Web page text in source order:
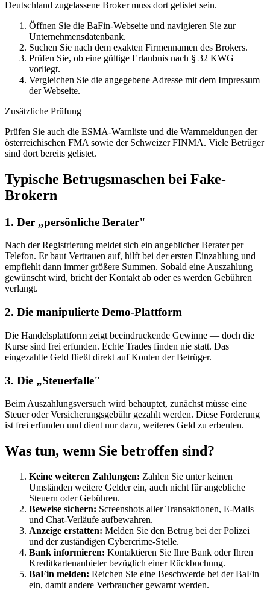
Deutschland zugelassene Broker muss dort gelistet sein.
Öffnen Sie die BaFin-Webseite und navigieren Sie zur
Unternehmensdatenbank.
Suchen Sie nach dem exakten Firmennamen des Brokers.
Prüfen Sie, ob eine gültige Erlaubnis nach § 32 KWG
vorliegt.
Vergleichen Sie die angegebene Adresse mit dem Impressum
der Webseite.
Zusätzliche Prüfung
Prüfen Sie auch die ESMA-Warnliste und die Warnmeldungen der
österreichischen FMA sowie der Schweizer FINMA. Viele Betrüger
sind dort bereits gelistet.
Typische Betrugsmaschen bei Fake-
Brokern
1. Der „persönliche Berater"
Nach der Registrierung meldet sich ein angeblicher Berater per
Telefon. Er baut Vertrauen auf, hilft bei der ersten Einzahlung und
empfiehlt dann immer größere Summen. Sobald eine Auszahlung
gewünscht wird, bricht der Kontakt ab oder es werden Gebühren
verlangt.
2. Die manipulierte Demo-Plattform
Die Handelsplattform zeigt beeindruckende Gewinne — doch die
Kurse sind frei erfunden. Echte Trades finden nie statt. Das
eingezahlte Geld fließt direkt auf Konten der Betrüger.
3. Die „Steuerfalle"
Beim Auszahlungsversuch wird behauptet, zunächst müsse eine
Steuer oder Versicherungsgebühr gezahlt werden. Diese Forderung
ist frei erfunden und dient nur dazu, weiteres Geld zu erbeuten.
Was tun, wenn Sie betroffen sind?
Keine weiteren Zahlungen: Zahlen Sie unter keinen
Umständen weitere Gelder ein, auch nicht für angebliche
Steuern oder Gebühren.
Beweise sichern: Screenshots aller Transaktionen, E-Mails
und Chat-Verläufe aufbewahren.
Anzeige erstatten: Melden Sie den Betrug bei der Polizei
und der zuständigen Cybercrime-Stelle.
Bank informieren: Kontaktieren Sie Ihre Bank oder Ihren
Kreditkartenanbieter bezüglich einer Rückbuchung.
BaFin melden: Reichen Sie eine Beschwerde bei der BaFin
ein, damit andere Verbraucher gewarnt werden.